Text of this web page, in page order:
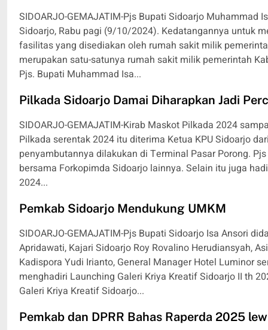
SIDOARJO-GEMAJATIM-Pjs Bupati Sidoarjo Muhammad
Sidoarjo, Rabu pagi (9/10/2024). Kedatangannya untuk
fasilitas yang disediakan oleh rumah sakit milik
merupakan satu-satunya rumah sakit milik pemerintah
Pjs. Bupati Muhammad Isa...
Pilkada Sidoarjo Damai Diharapkan Jadi
SIDOARJO-GEMAJATIM-Kirab Maskot Pilkada 2024
Pilkada serentak 2024 itu diterima Ketua KPU Sidoarjo
penyambutannya dilakukan di Terminal Pasar Porong.
bersama Forkopimda Sidoarjo lainnya. Selain itu juga
2024...
Pemkab Sidoarjo Mendukung UMKM
SIDOARJO-GEMAJATIM-Pjs Bupati Sidoarjo Isa Ansori
Apridawati, Kajari Sidoarjo Roy Rovalino Herudiansyah,
Kadispora Yudi Irianto, General Manager Hotel Luminor
menghadiri Launching Galeri Kriya Kreatif Sidoarjo II th
Galeri Kriya Kreatif Sidoarjo...
Pemkab dan DPRR Bahas Raperda 2025